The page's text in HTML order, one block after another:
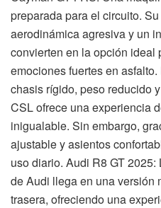
preparada para el circuito.
aerodinámica agresiva y un
convierten en la opción ideal
emociones fuertes en
chasis rígido, peso reducido
CSL ofrece una experiencia
inigualable. Sin embargo,
ajustable y asientos
uso diario. Audi R8 GT
de Audi llega en una versión
trasera, ofreciendo una